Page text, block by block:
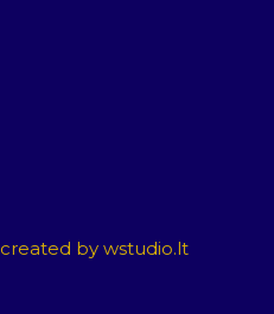
created by wstudio.lt